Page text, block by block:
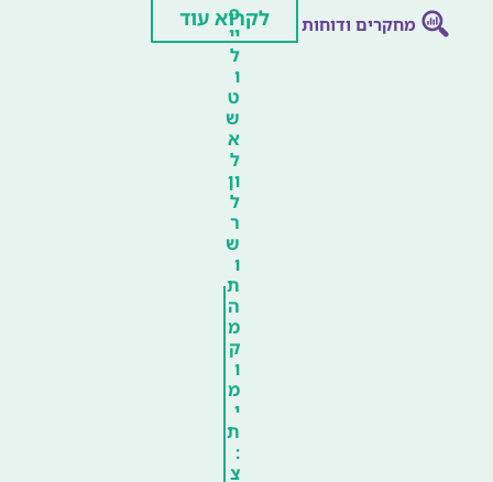
מחקרים ודוחות
פ
יי
ל
ו
ט
ש
א
ל
ון
ל
ר
ש
ו
ת
ה
מ
ק
ו
מ
י
ת
:
צ
לקרוא עוד